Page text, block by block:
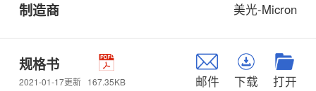
制造商 美光-Micron
规格书
2021-01-17更新 167.35KB 邮件 下载 打开